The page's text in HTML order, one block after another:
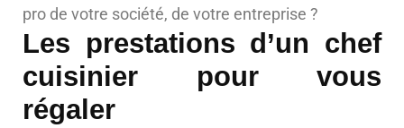
pro de votre société, de votre entreprise ?
Les prestations d’un chef
cuisinier pour vous
régaler